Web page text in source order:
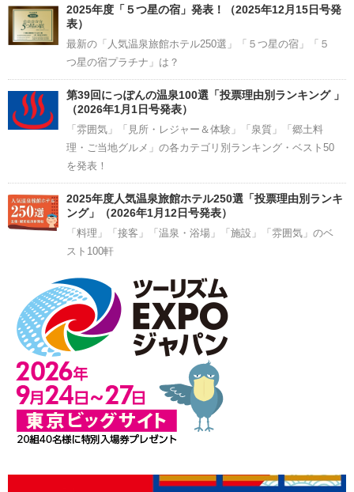
2025年度「５つ星の宿」発表！（2025年12月15日号発
表）
最新の「人気温泉旅館ホテル250選」「５つ星の宿」「５
つ星の宿プラチナ」は？
第39回にっぽんの温泉100選「投票理由別ランキング 」
（2026年1月1日号発表）
「雰囲気」「見所・レジャー＆体験」「泉質」「郷土料
理・ご当地グルメ」の各カテゴリ別ランキング・ベスト50
を発表！
2025年度人気温泉旅館ホテル250選「投票理由別ランキ
ング」（2026年1月12日号発表）
「料理」「接客」「温泉・浴場」「施設」「雰囲気」のベ
スト100軒